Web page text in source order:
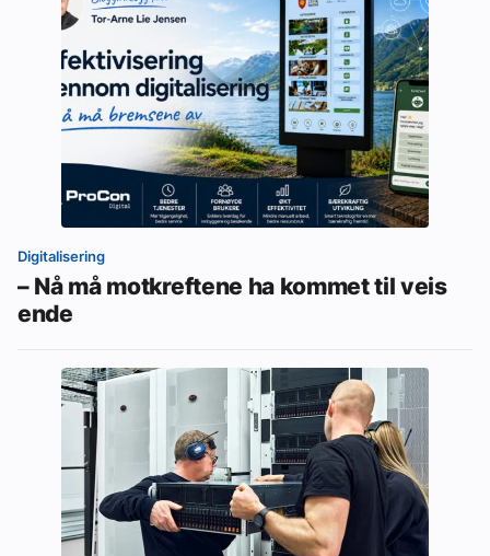
Digitalisering
– Nå må motkreftene ha kommet til veis
ende